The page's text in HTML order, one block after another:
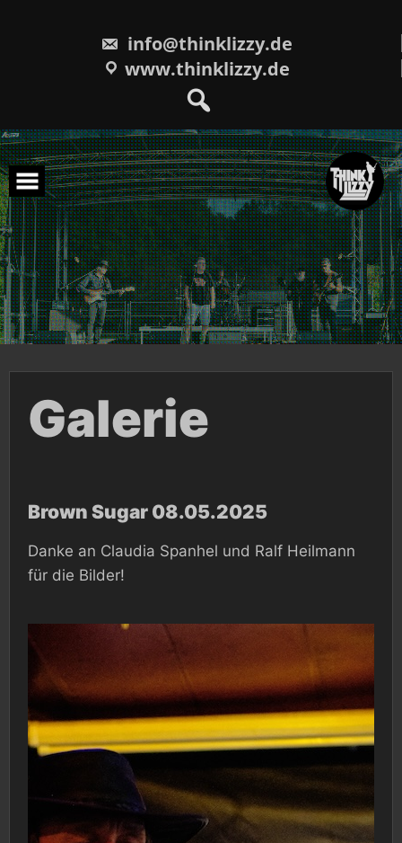
info@thinklizzy.de
www.thinklizzy.de
Galerie
Brown Sugar 08.05.2025
Danke an Claudia Spanhel und Ralf Heilmann
für die Bilder!